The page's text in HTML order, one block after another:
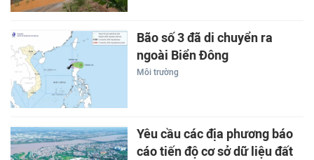
Bão số 3 đã di chuyển ra
ngoài Biển Đông
Môi trường
Yêu cầu các địa phương báo
cáo tiến độ cơ sở dữ liệu đất